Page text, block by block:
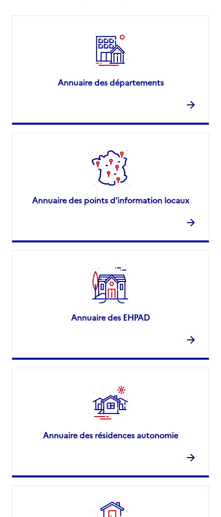
Annuaire des départements
Annuaire des points d’information locaux
Annuaire des EHPAD
Annuaire des résidences autonomie